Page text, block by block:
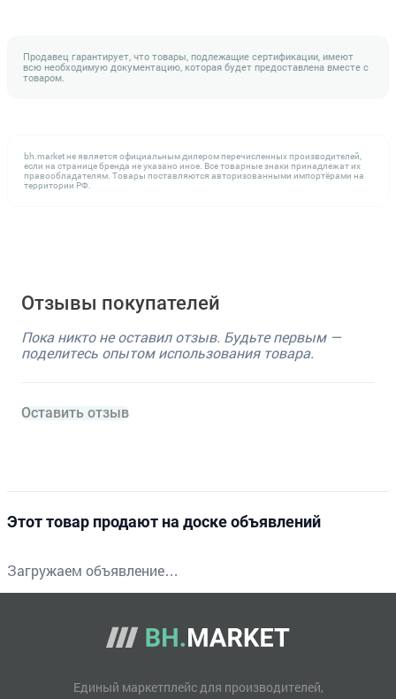
Продавец гарантирует, что товары, подлежащие сертификации, имеют
всю необходимую документацию, которая будет предоставлена вместе с
товаром.
bh.market не является официальным дилером перечисленных производителей,
если на странице бренда не указано иное. Все товарные знаки принадлежат их
правообладателям. Товары поставляются авторизованными импортёрами на
территории РФ.
Отзывы покупателей
Пока никто не оставил отзыв. Будьте первым —
поделитесь опытом использования товара.
Оставить отзыв
Этот товар продают на доске объявлений
Загружаем объявление…
Единый маркетплейс для производителей,